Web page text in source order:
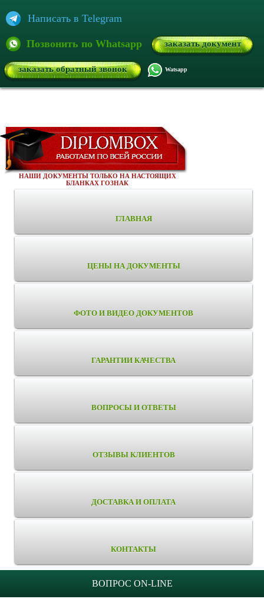
Написать в Telegram
Позвонить по Whatsapp заказать документ
заказать обратный звонок Watsapp
НАШИ ДОКУМЕНТЫ ТОЛЬКО НА НАСТОЯЩИХ
БЛАНКАХ ГОЗНАК
ГЛАВНАЯ
ЦЕНЫ НА ДОКУМЕНТЫ
ФОТО И ВИДЕО ДОКУМЕНТОВ
ГАРАНТИИ КАЧЕСТВА
ВОПРОСЫ И ОТВЕТЫ
ОТЗЫВЫ КЛИЕНТОВ
ДОСТАВКА И ОПЛАТА
КОНТАКТЫ
ВОПРОС ON-LINE